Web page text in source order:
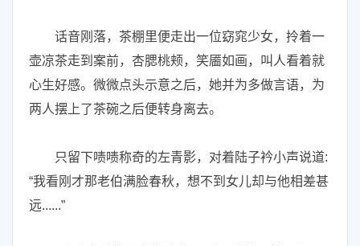
话音刚落，茶棚里便走出一位窈窕少女，拎着一
壶凉茶走到案前，杏腮桃颊，笑靥如画，叫人看着就
心生好感。微微点头示意之后，她并为多做言语，为
两人摆上了茶碗之后便转身离去。
只留下啧啧称奇的左青影，对着陆子衿小声说道:
“我看刚才那老伯满脸春秋，想不到女儿却与他相差甚
远......”